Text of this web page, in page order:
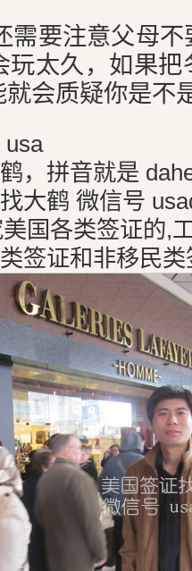
需要注意父母
玩太久，如果
会质疑你是不
usa
，拼音就是
大鹤 微信号
国各类签证的,
签证和非移民